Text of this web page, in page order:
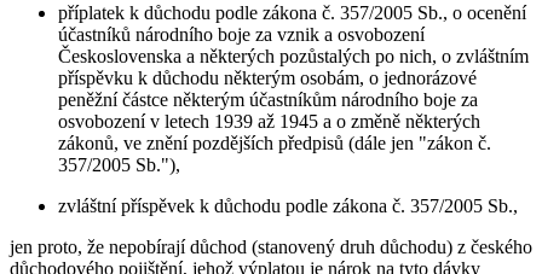
příplatek k důchodu podle zákona č. 357/2005 Sb., o ocenění
účastníků národního boje za vznik a osvobození
Československa a některých pozůstalých po nich, o zvláštním
příspěvku k důchodu některým osobám, o jednorázové
peněžní částce některým účastníkům národního boje za
osvobození v letech 1939 až 1945 a o změně některých
zákonů, ve znění pozdějších předpisů (dále jen "zákon č.
357/2005 Sb."),
zvláštní příspěvek k důchodu podle zákona č. 357/2005 Sb.,
jen proto, že nepobírají důchod (stanovený druh důchodu) z českého
důchodového pojištění, jehož výplatou je nárok na tyto dávky